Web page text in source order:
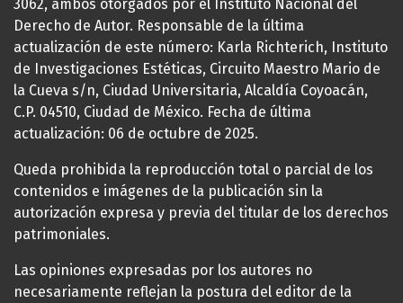
3062, ambos otorgados por el Instituto Nacional del
Derecho de Autor. Responsable de la última
actualización de este número: Karla Richterich, Instituto
de Investigaciones Estéticas, Circuito Maestro Mario de
la Cueva s/n, Ciudad Universitaria, Alcaldía Coyoacán,
C.P. 04510, Ciudad de México. Fecha de última
actualización: 06 de octubre de 2025.
Queda prohibida la reproducción total o parcial de los
contenidos e imágenes de la publicación sin la
autorización expresa y previa del titular de los derechos
patrimoniales.
Las opiniones expresadas por los autores no
necesariamente reflejan la postura del editor de la